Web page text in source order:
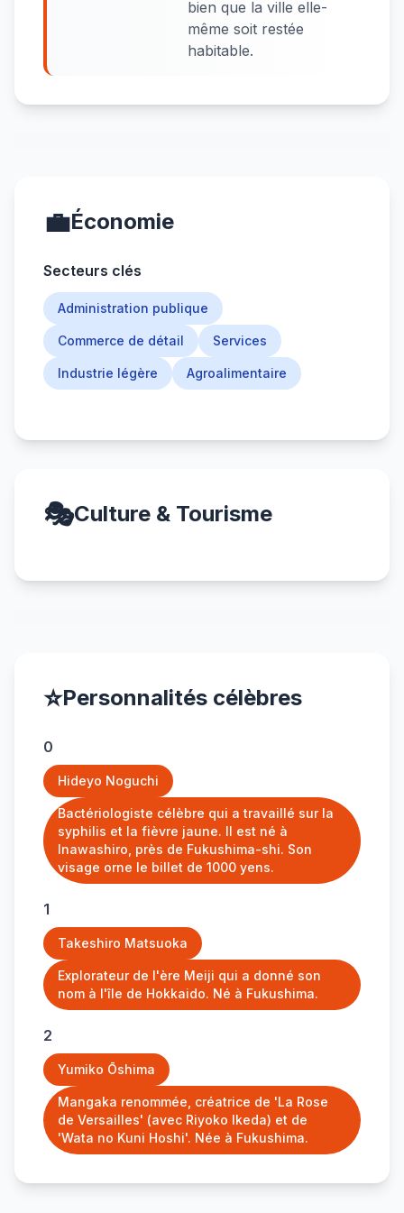
bien que la ville elle-
même soit restée
habitable.
💼Économie
Secteurs clés
Administration publique
Commerce de détail Services
Industrie légère Agroalimentaire
🎭Culture & Tourisme
⭐Personnalités célèbres
0
Hideyo Noguchi
Bactériologiste célèbre qui a travaillé sur la
syphilis et la fièvre jaune. Il est né à
Inawashiro, près de Fukushima-shi. Son
visage orne le billet de 1000 yens.
1
Takeshiro Matsuoka
Explorateur de l'ère Meiji qui a donné son
nom à l'île de Hokkaido. Né à Fukushima.
2
Yumiko Ōshima
Mangaka renommée, créatrice de 'La Rose
de Versailles' (avec Riyoko Ikeda) et de
'Wata no Kuni Hoshi'. Née à Fukushima.